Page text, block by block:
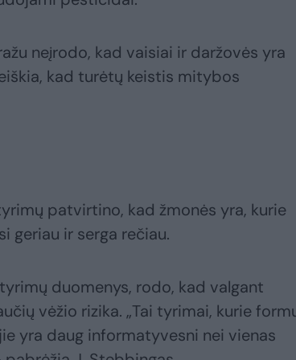
neįrodo, kad vaisiai ir daržovės yra
kad turėtų keistis mitybos
patvirtino, kad žmonės yra, kurie
geriau ir serga rečiau.
duomenys, rodo, kad valgant
vėžio rizika. „Tai tyrimai, kurie
yra daug informatyvesni nei vienas